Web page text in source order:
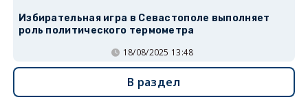
Избирательная игра в Севастополе выполняет
роль политического термометра
18/08/2025 13:48
В раздел